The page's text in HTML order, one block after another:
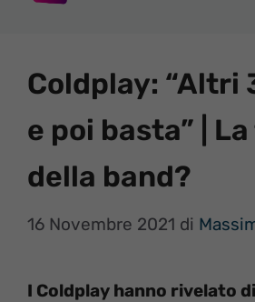
Coldplay: “Altri
e poi basta” |
della band?
16 Novembre 2021 di
I Coldplay hanno rivelato